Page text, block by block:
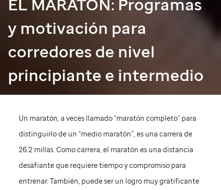
y motivación para
corredores de nivel
principiante e intermedio
Un maratón, a veces llamado “maratón completo” para
distinguirlo de un “medio maratón”, es una carrera de
26.2 millas. Como carrera, el maratón es una distancia
desafiante que requiere tiempo y compromiso para
entrenar. También, puede ser un logro muy gratificante